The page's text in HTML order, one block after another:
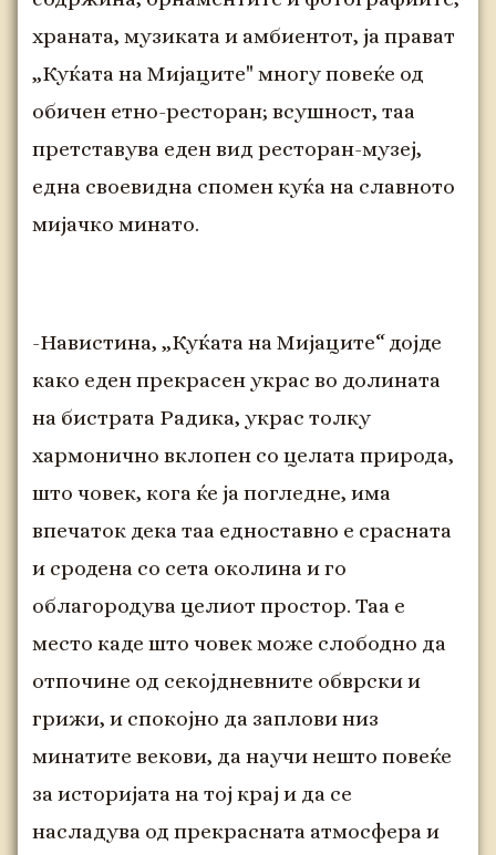
храната, музиката и амбиентот, ја прават
„Куќата на Мијаците" многу повеќе од
обичен етно-ресторан; всушност, таа
претставува еден вид ресторан-музеј,
една своевидна спомен куќа на славното
мијачко минато.
-Навистина, „Куќата на Мијаците“ дојде
како еден прекрасен украс во долината
на бистрата Радика, украс толку
хармонично вклопен со целата природа,
што човек, кога ќе ја погледне, има
впечаток дека таа едноставно е срасната
и сродена со сета околина и го
облагородува целиот простор. Таа е
место каде што човек може слободно да
отпочине од секојдневните обврски и
грижи, и спокојно да заплови низ
минатите векови, да научи нешто повеќе
за историјата на тој крај и да се
насладува од прекрасната атмосфера и